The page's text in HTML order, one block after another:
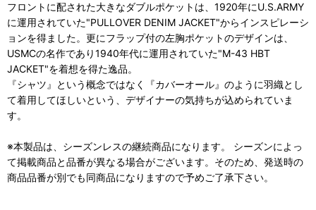
フロントに配された大きなダブルポケットは、1920年にU.S.ARMY
に運用されていた"PULLOVER DENIM JACKET"からインスピレーシ
ョンを得ました。更にフラップ付の左胸ポケットのデザインは、
USMCの名作であり1940年代に運用されていた"M-43 HBT
JACKET"を着想を得た逸品。
『シャツ』という概念ではなく『カバーオール』のように羽織とし
て着用してほしいという、デザイナーの気持ちが込められていま
す。
※本製品は、シーズンレスの継続商品になります。 シーズンによっ
て掲載商品と品番が異なる場合がございます。そのため、発送時の
商品品番が別でも同商品になりますので予めご了承下さい。